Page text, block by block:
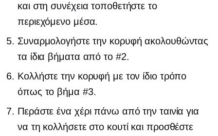
και στη συνέχεια τοποθετήστε το
περιεχόμενο μέσα.
Συναρμολογήστε την κορυφή ακολουθώντας
τα ίδια βήματα από το #2.
Κολλήστε την κορυφή με τον ίδιο τρόπο
όπως το βήμα #3.
Περάστε ένα χέρι πάνω από την ταινία για
να τη κολλήσετε στο κουτί και προσθέστε